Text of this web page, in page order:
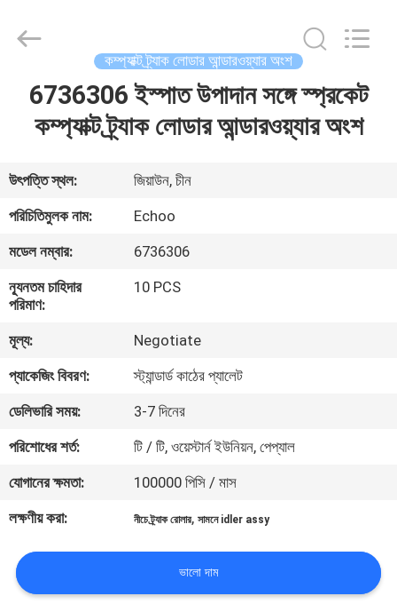
বাড়ি
আমাদের
সম্পর্কে
কারখানা
ভ্রমণ
মান
নিয়ন্ত্রণ
খবর
উদ্ধৃতির
জন্য
আবেদন
Corporation.
কম্প্যাক্ট ট্র্যাক লোডার আন্ডারওয়্যার অংশ
6736306 ইস্পাত উপাদান সঙ্গে স্প্রকেট
কম্প্যাক্ট ট্র্যাক লোডার আন্ডারওয়্যার অংশ
উৎপত্তি স্থল:
জিয়াউন, চীন
পরিচিতিমুলক নাম:
Echoo
মডেল নম্বার:
6736306
ন্যূনতম চাহিদার
পরিমাণ:
10 PCS
মূল্য:
Negotiate
প্যাকেজিং বিবরণ:
স্ট্যান্ডার্ড কাঠের প্যালেট
ডেলিভারি সময়:
3-7 দিনের
পরিশোধের শর্ত:
টি / টি, ওয়েস্টার্ন ইউনিয়ন, পেপ্যাল
যোগানের ক্ষমতা:
100000 পিসি / মাস
লক্ষণীয় করা:
নীচে ট্র্যাক রোলার,সামনে idler assy
ভালো দাম